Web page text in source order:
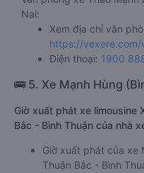
Nai:
Xem địa chỉ văn
https://
Điện thoại: 1900
🚌 5. Xe Mạnh Hùng
Giờ xuất phát xe limousine
Bắc - Bình Thuận của nhà
Giờ xuất phát của xe
Thuận Bắc - Bình